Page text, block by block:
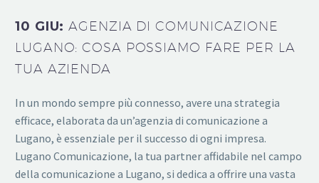
10 GIU:AGENZIA DI COMUNICAZIONE
LUGANO: COSA POSSIAMO FARE PER LA
TUA AZIENDA
In un mondo sempre più connesso, avere una strategia
efficace, elaborata da un’agenzia di comunicazione a
Lugano, è essenziale per il successo di ogni impresa.
Lugano Comunicazione, la tua partner affidabile nel campo
della comunicazione a Lugano, si dedica a offrire una vasta